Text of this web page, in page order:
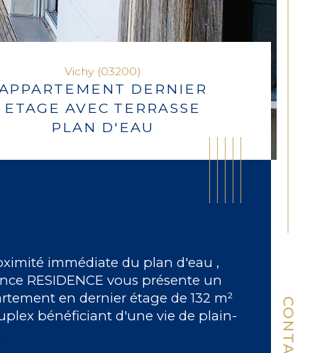
Vichy (03200)
DERNIER
ETAGE AVEC TERRASSE
PLAN D'EAU
immédiate du plan d'eau ,
RESIDENCE vous présente un
en dernier étage de 132 m²
bénéficiant d'une vie de plain-